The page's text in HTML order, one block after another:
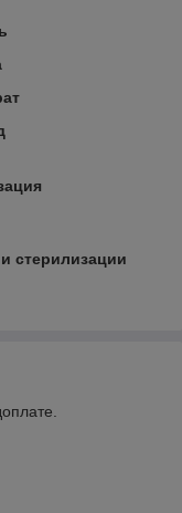
стерилизации